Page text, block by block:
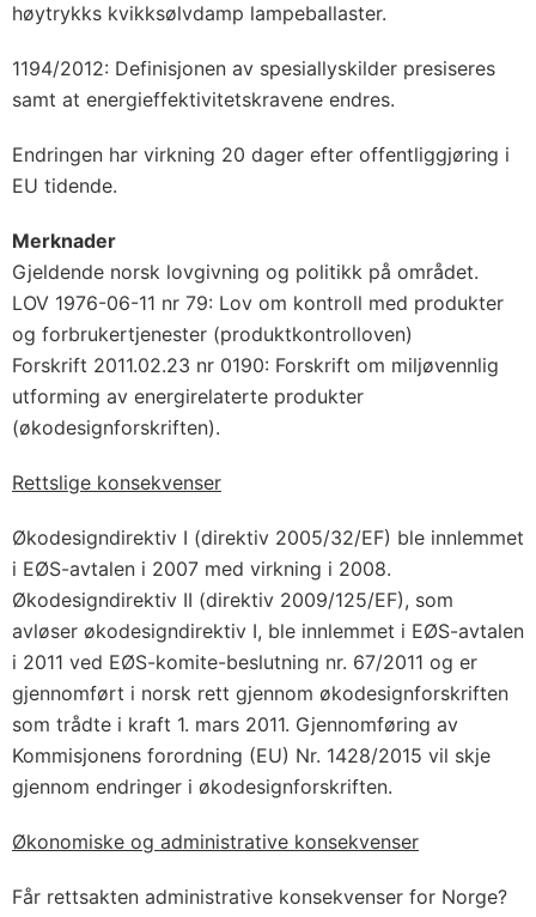
høytrykks kvikksølvdamp lampeballaster.
1194/2012: Definisjonen av spesiallyskilder presiseres
samt at energieffektivitetskravene endres.
Endringen har virkning 20 dager efter offentliggjøring i
EU tidende.
Merknader
Gjeldende norsk lovgivning og politikk på området.
LOV 1976-06-11 nr 79: Lov om kontroll med produkter
og forbrukertjenester (produktkontrolloven)
Forskrift 2011.02.23 nr 0190: Forskrift om miljøvennlig
utforming av energirelaterte produkter
(økodesignforskriften).
Rettslige konsekvenser
Økodesigndirektiv I (direktiv 2005/32/EF) ble innlemmet
i EØS-avtalen i 2007 med virkning i 2008.
Økodesigndirektiv II (direktiv 2009/125/EF), som
avløser økodesigndirektiv I, ble innlemmet i EØS-avtalen
i 2011 ved EØS-komite-beslutning nr. 67/2011 og er
gjennomført i norsk rett gjennom økodesignforskriften
som trådte i kraft 1. mars 2011. Gjennomføring av
Kommisjonens forordning (EU) Nr. 1428/2015 vil skje
gjennom endringer i økodesignforskriften.
Økonomiske og administrative konsekvenser
Får rettsakten administrative konsekvenser for Norge?